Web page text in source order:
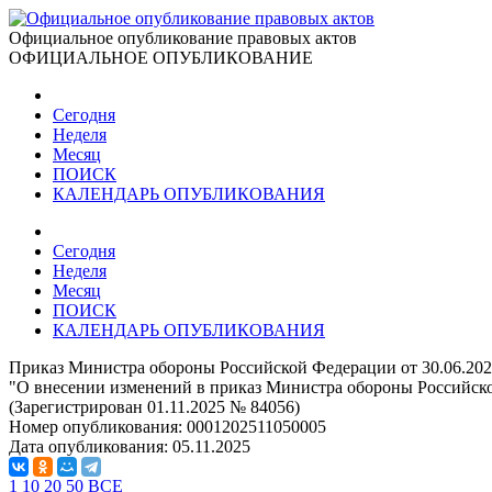
Официальное опубликование правовых актов
ОФИЦИАЛЬНОЕ ОПУБЛИКОВАНИЕ
Сегодня
Неделя
Месяц
ПОИСК
КАЛЕНДАРЬ ОПУБЛИКОВАНИЯ
Сегодня
Неделя
Месяц
ПОИСК
КАЛЕНДАРЬ ОПУБЛИКОВАНИЯ
Приказ Министра обороны Российской Федерации от
"О внесении изменений в приказ Министра обороны
(Зарегистрирован 01.11.2025 № 84056)
Номер опубликования: 0001202511050005
Дата опубликования: 05.11.2025
1 10 20 50 ВСЕ